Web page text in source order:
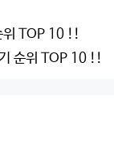
위 TOP 10 !!
순위 TOP 10 !!